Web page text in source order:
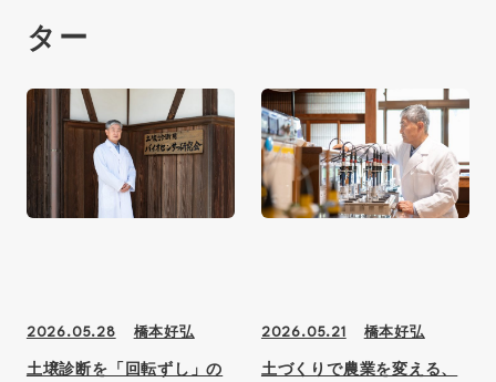
ター
2026.05.28 橋本好弘
土壌診断を「回転ずし」の
2026.05.21 橋本好弘
土づくりで農業を変える、